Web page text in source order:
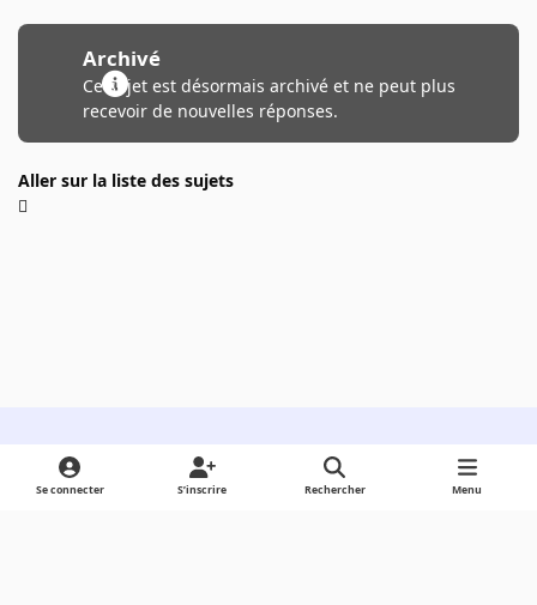
Archivé
Ce sujet est désormais archivé et ne peut plus
recevoir de nouvelles réponses.
Aller sur la liste des sujets
Light ModeDark ModeSystem Preference
Se connecter S’inscrire Rechercher Menu